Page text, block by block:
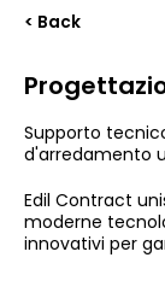
< Back
Supporto
d'arredamento
Edil Contract
moderne
innovativi per